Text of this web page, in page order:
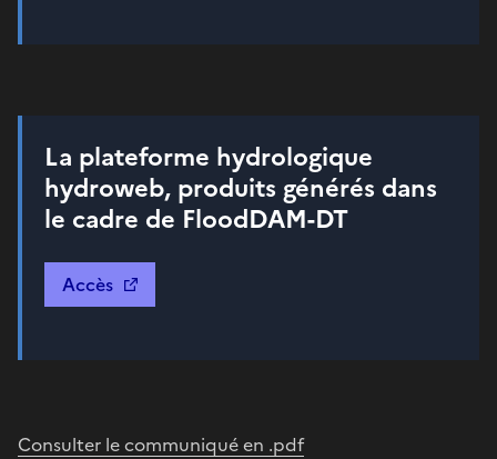
La plateforme hydrologique
hydroweb, produits générés dans
le cadre de FloodDAM-DT
Accès
Consulter le communiqué en .pdf